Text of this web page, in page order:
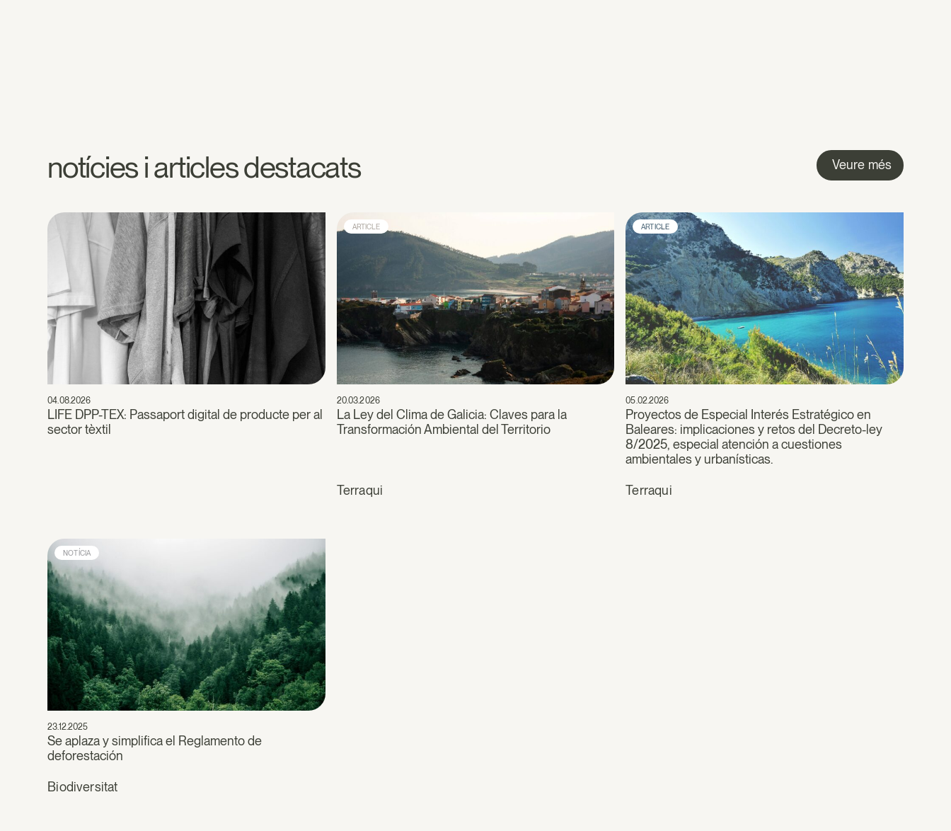
notícies i articles destacats Veure més
04.08.2026
LIFE DPP-TEX: Passaport digital de producte per al
sector tèxtil
ARTICLE
20.03.2026
La Ley del Clima de Galicia: Claves para la
Transformación Ambiental del Territorio
Terraqui
ARTICLE
05.02.2026
Proyectos de Especial Interés Estratégico en
Baleares: implicaciones y retos del Decreto-ley
8/2025, especial atención a cuestiones
ambientales y urbanísticas.
Terraqui
NOTÍCIA
23.12.2025
Se aplaza y simplifica el Reglamento de
deforestación
Biodiversitat